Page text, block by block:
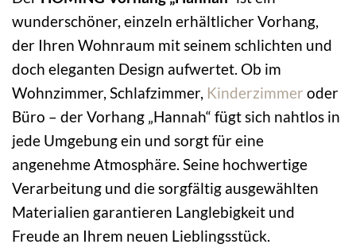
wunderschöner, einzeln erhältlicher Vorhang,
der Ihren Wohnraum mit seinem schlichten und
doch eleganten Design aufwertet. Ob im
Wohnzimmer, Schlafzimmer, Kinderzimmer oder
Büro – der Vorhang „Hannah“ fügt sich nahtlos in
jede Umgebung ein und sorgt für eine
angenehme Atmosphäre. Seine hochwertige
Verarbeitung und die sorgfältig ausgewählten
Materialien garantieren Langlebigkeit und
Freude an Ihrem neuen Lieblingsstück.